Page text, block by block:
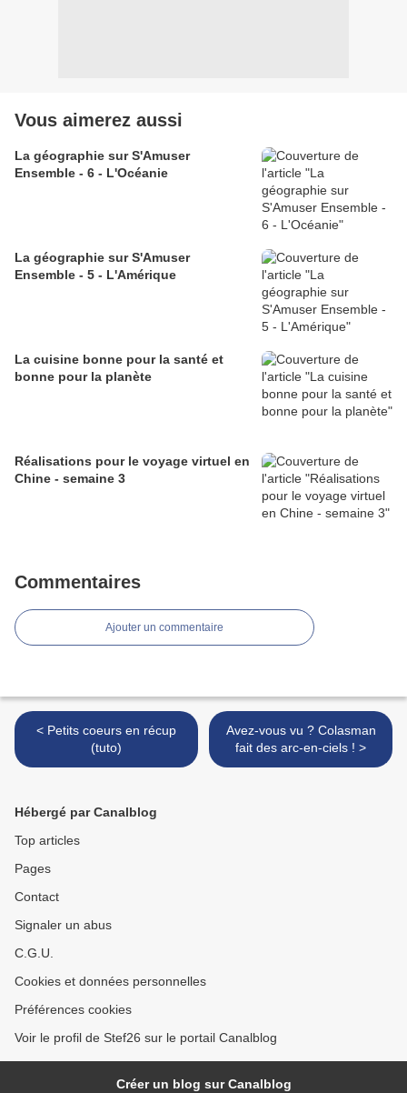
Vous aimerez aussi
La géographie sur S'Amuser
Ensemble - 6 - L'Océanie
La géographie sur S'Amuser
Ensemble - 5 - L'Amérique
La cuisine bonne pour la santé et
bonne pour la planète
Réalisations pour le voyage virtuel en
Chine - semaine 3
Commentaires
Ajouter un commentaire
< Petits coeurs en récup
(tuto)
Avez-vous vu ? Colasman
fait des arc-en-ciels ! >
Hébergé par Canalblog
Top articles
Pages
Contact
Signaler un abus
C.G.U.
Cookies et données personnelles
Préférences cookies
Voir le profil de Stef26 sur le portail Canalblog
Créer un blog sur Canalblog